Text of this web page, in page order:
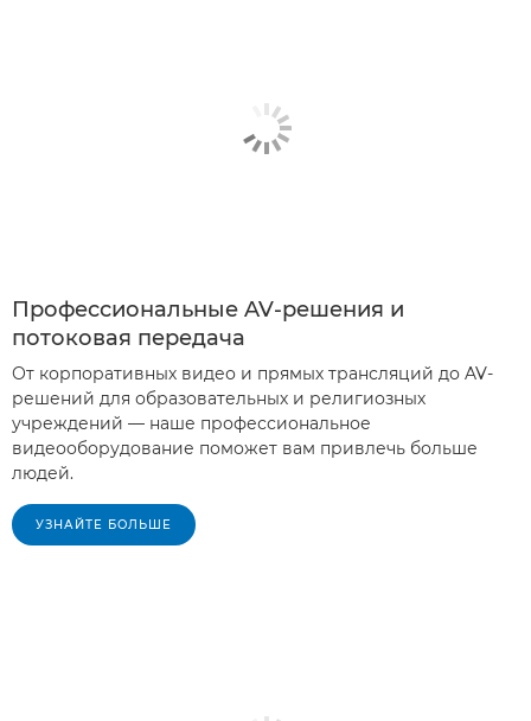
Профессиональные AV-решения и
потоковая передача
От корпоративных видео и прямых трансляций до AV-
решений для образовательных и религиозных
учреждений — наше профессиональное
видеооборудование поможет вам привлечь больше
людей.
УЗНАЙТЕ БОЛЬШЕ